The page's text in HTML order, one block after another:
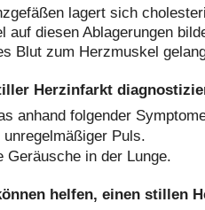
lagert sich
auf diesen Ablagerungen
Blut zum Herzmuskel
Herzinfarkt
anhand folgender
Puls.
Geräusche in der Lunge.
helfen, einen stillen